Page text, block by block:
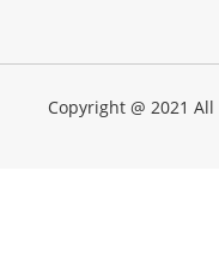
Copyright @ 2021